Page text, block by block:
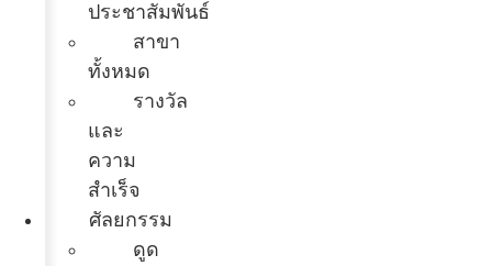
ประชาสัมพันธ์
สาขา
ทั้งหมด
รางวัล
และ
ความ
สำเร็จ
ศัลยกรรม
ดูด